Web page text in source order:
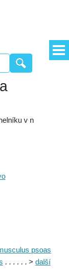
v n
psoas
. . . . . . > další